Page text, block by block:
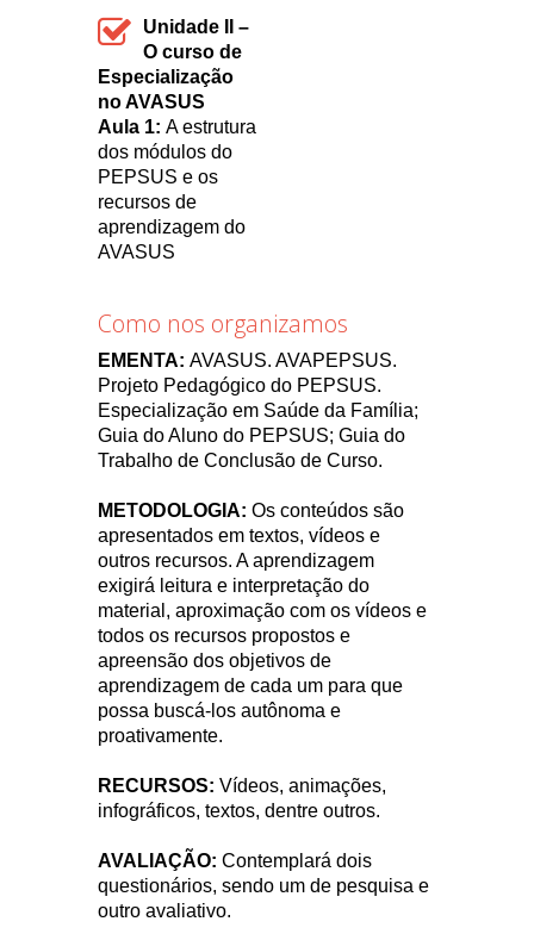
Unidade II –
O curso de
Especialização
no AVASUS
Aula 1: A estrutura
dos módulos do
PEPSUS e os
recursos de
aprendizagem do
AVASUS
Como nos organizamos
EMENTA: AVASUS. AVAPEPSUS.
Projeto Pedagógico do PEPSUS.
Especialização em Saúde da Família;
Guia do Aluno do PEPSUS; Guia do
Trabalho de Conclusão de Curso.
METODOLOGIA:Os conteúdos são
apresentados em textos, vídeos e
outros recursos. A aprendizagem
exigirá leitura e interpretação do
material, aproximação com os vídeos e
todos os recursos propostos e
apreensão dos objetivos de
aprendizagem de cada um para que
possa buscá-los autônoma e
proativamente.
RECURSOS:Vídeos, animações,
infográficos, textos, dentre outros.
AVALIAÇÃO:Contemplará dois
questionários, sendo um de pesquisa e
outro avaliativo.